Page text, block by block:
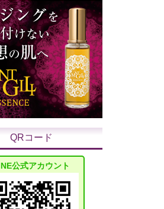
QRコード
公式アカウント